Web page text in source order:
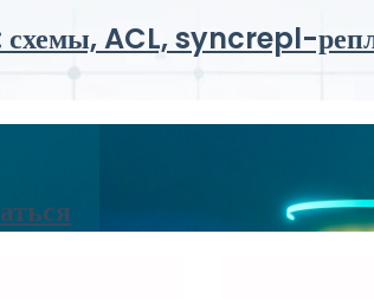
ACL, syncrepl-